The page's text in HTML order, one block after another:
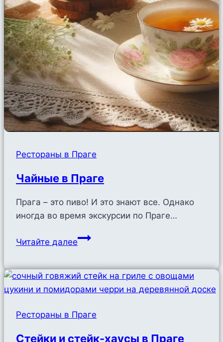
Рестораны в Праге
Чайные в Праге
Прага – это пиво! И это знают все. Однако
иногда во время экскурсии по Праге…
Читайте далееЧайные
Праге
Рестораны в Праге
Стейки и стейк-хаусы в Праге